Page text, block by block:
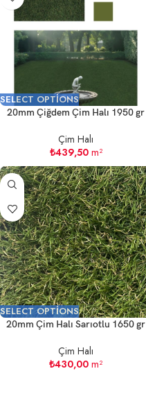
SELECT OPTIONS
20mm Çiğdem Çim Halı 1950 gr
Çim Halı
₺439,50m²
SELECT OPTIONS
20mm Çim Halı Sarıotlu 1650 gr
Çim Halı
₺430,00 m²